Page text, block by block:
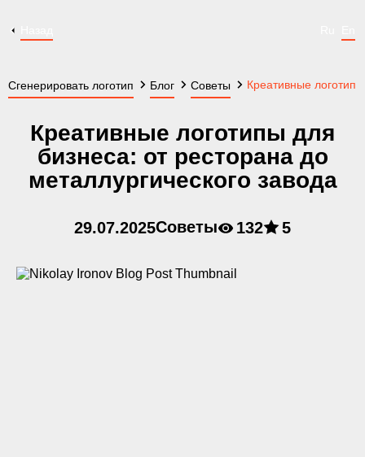
Сгенерировать логотип Блог Советы Креативные
Креативные логотипы для
бизнеса: от ресторана до
металлургического завода
29.07.2025Советы 132 5